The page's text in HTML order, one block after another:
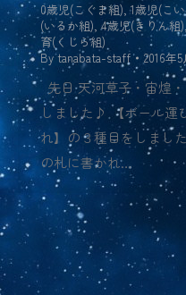
0歳児(こぐま組),1歳児(こ
(いるか組),4歳児(きりん組)
育(くじら組)
Bytanabata-staff 2016年
先日 天河草子・宙煌
しました♪ 【ボール運
れ】の３種目をしま
の札に書かれ…